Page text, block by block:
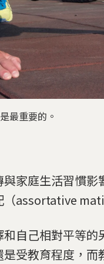
最重要的。
家庭生活習慣影
（assortative
自己相對平等的
受教育程度，